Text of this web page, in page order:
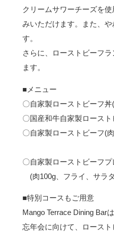
クリームサワーチーズを
みいただけます。また、
す。
さらに、ローストビーフ
ます。
■メニュー
〇自家製ローストビ
〇国産和牛自家製ロース
〇自家製ローストビ
(国産
〇自家製ローストビーフプ
(肉100g、フライ
■特別コースもご用意
Mango Terrace Dining Bar
忘年会に向けて、ロースト